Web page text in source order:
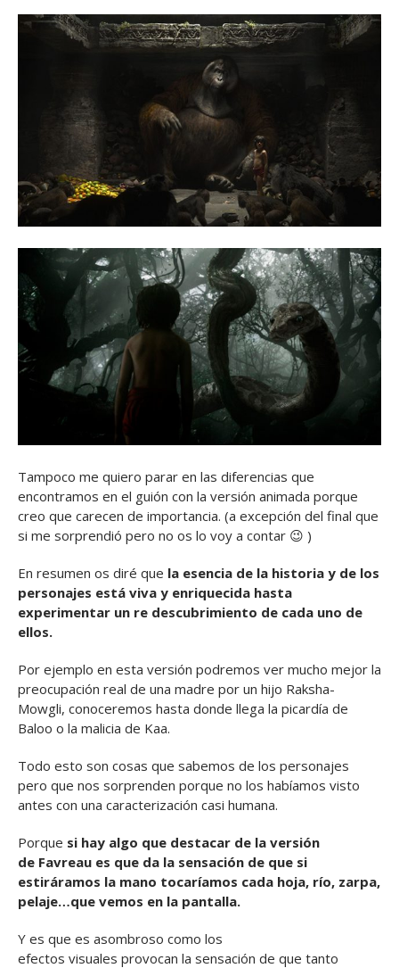
Tampoco me quiero parar en las diferencias que
encontramos en el guión con la versión animada porque
creo que carecen de importancia. (a excepción del final que
si me sorprendió pero no os lo voy a contar 😉 )
En resumen os diré que la esencia de la historia y de los
personajes está viva y enriquecida hasta
experimentar un re descubrimiento de cada uno de
ellos.
Por ejemplo en esta versión podremos ver mucho mejor la
preocupación real de una madre por un hijo Raksha-
Mowgli, conoceremos hasta donde llega la picardía de
Baloo o la malicia de Kaa.
Todo esto son cosas que sabemos de los personajes
pero que nos sorprenden porque no los habíamos visto
antes con una caracterización casi humana.
Porque si hay algo que destacar de la versión
de Favreau es que da la sensación de que si
estiráramos la mano tocaríamos cada hoja, río, zarpa,
pelaje…que vemos en la pantalla.
Y es que es asombroso como los
efectos visuales provocan la sensación de que tanto